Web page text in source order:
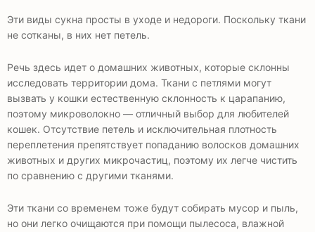
Эти виды сукна просты в уходе и недороги. Поскольку ткани
не сотканы, в них нет петель.
Речь здесь идет о домашних животных, которые склонны
исследовать территории дома. Ткани с петлями могут
вызвать у кошки естественную склонность к царапанию,
поэтому микроволокно — отличный выбор для любителей
кошек. Отсутствие петель и исключительная плотность
переплетения препятствует попаданию волосков домашних
животных и других микрочастиц, поэтому их легче чистить
по сравнению с другими тканями.
Эти ткани со временем тоже будут собирать мусор и пыль,
но они легко очищаются при помощи пылесоса, влажной